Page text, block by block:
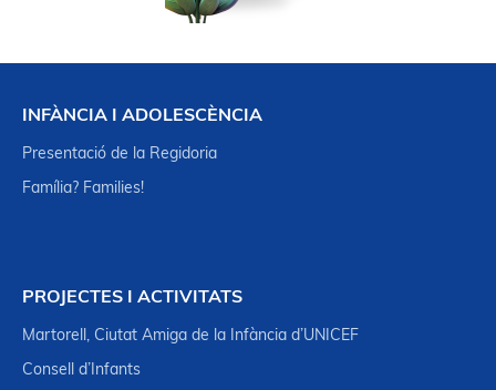
INFÀNCIA I ADOLESCÈNCIA
Presentació de la Regidoria
Família? Families!
PROJECTES I ACTIVITATS
Martorell, Ciutat Amiga de la Infància d’UNICEF
Consell d’Infants